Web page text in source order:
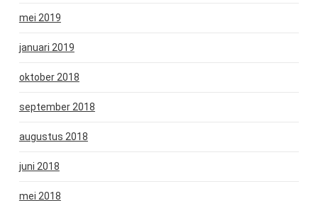
mei 2019
januari 2019
oktober 2018
september 2018
augustus 2018
juni 2018
mei 2018